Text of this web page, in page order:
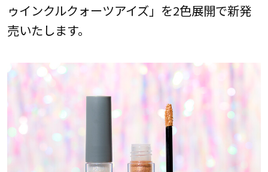
ゥインクルクォーツアイズ」を2色展開で新発
売いたします。